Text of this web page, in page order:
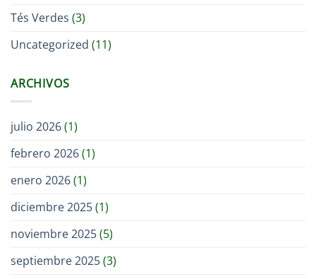
Tés Verdes (3)
Uncategorized (11)
ARCHIVOS
julio 2026(1)
febrero 2026(1)
enero 2026(1)
diciembre 2025(1)
noviembre 2025(5)
septiembre 2025(3)